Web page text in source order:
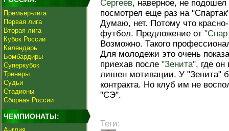
Премьер-лига
Первая лига
Вторая лига
Кубок России
Календарь
Бомбардиры
Суперкубок
Тренеры
Судьи
Стадионы
Сборная России
ЧЕМПИОНАТЫ:
Сергеев, наверное, не
посмотрел еще раз на
Думаю, нет. Потому что
футбол. Предложение от
Возможно. Такого
Для молодежи это очень
приехав после "Зенита", где
лишен мотивации. У "Зенита"
контракта. Но клуб им не
"СЭ".
Теги: